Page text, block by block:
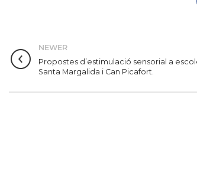
NEWER
Propostes d’estimulació sensorial a
Santa Margalida i Can Picafort.